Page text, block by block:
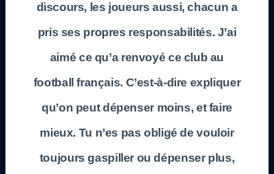
discours, les joueurs aussi, chacun a
pris ses propres responsabilités. J’ai
aimé ce qu’a renvoyé ce club au
football français. C’est-à-dire expliquer
qu’on peut dépenser moins, et faire
mieux. Tu n’es pas obligé de vouloir
toujours gaspiller ou dépenser plus,